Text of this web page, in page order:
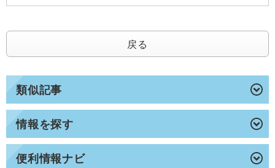
類似記事
情報を探す
便利情報ナビ
戻る